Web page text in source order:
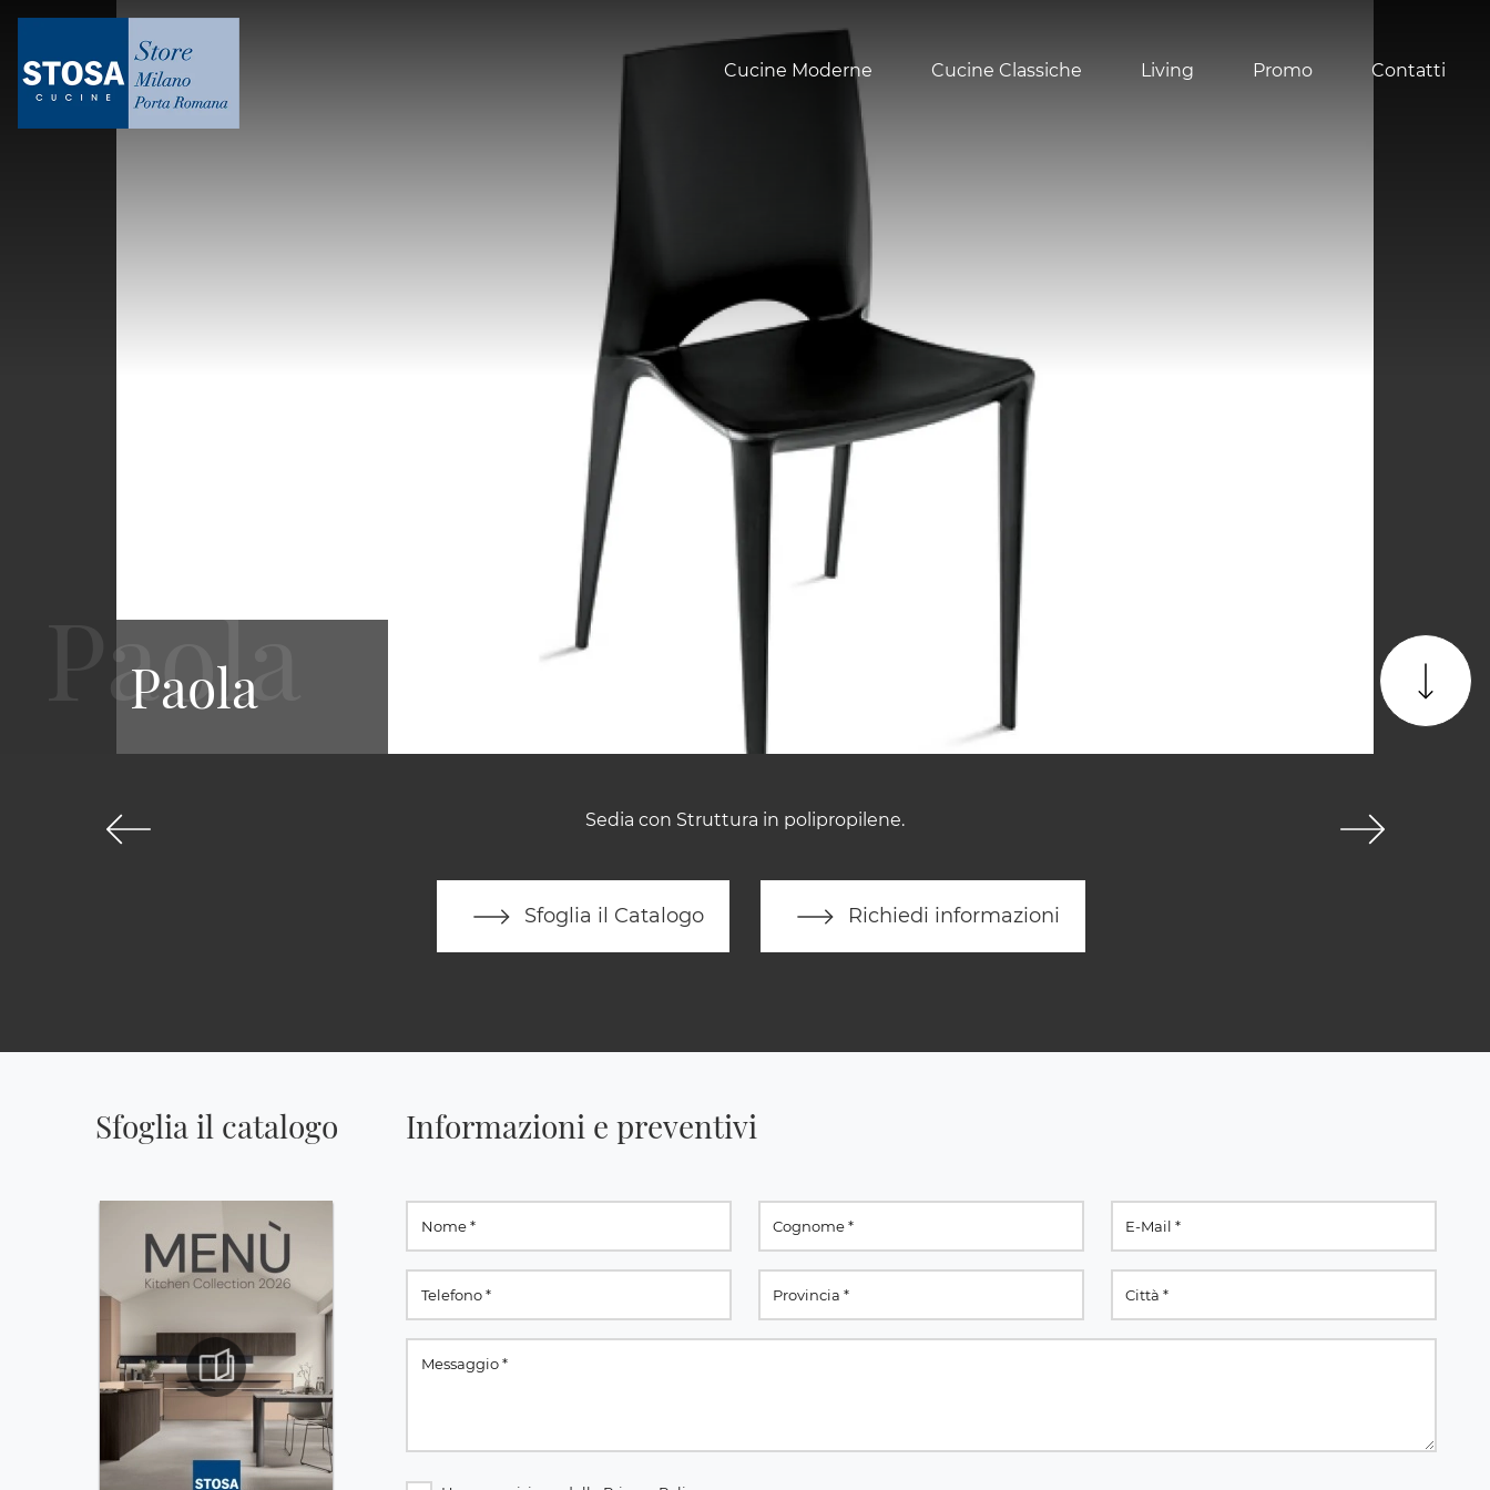
Cucine Moderne Cucine Classiche Living Promo Contatti
Sedia con Struttura in polipropilene.
Sfoglia il Catalogo Richiedi informazioni
Paola
Sfoglia il catalogo Informazioni e preventivi